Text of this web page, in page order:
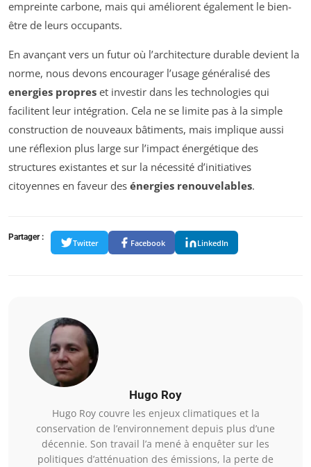
empreinte carbone, mais qui améliorent également le bien-
être de leurs occupants.
En avançant vers un futur où l’architecture durable devient la
norme, nous devons encourager l’usage généralisé des
energies propres et investir dans les technologies qui
facilitent leur intégration. Cela ne se limite pas à la simple
construction de nouveaux bâtiments, mais implique aussi
une réflexion plus large sur l’impact énergétique des
structures existantes et sur la nécessité d’initiatives
citoyennes en faveur des énergies renouvelables.
Partager :
Twitter Facebook LinkedIn
Hugo Roy
Hugo Roy couvre les enjeux climatiques et la
conservation de l’environnement depuis plus d’une
décennie. Son travail l’a mené à enquêter sur les
politiques d’atténuation des émissions, la perte de